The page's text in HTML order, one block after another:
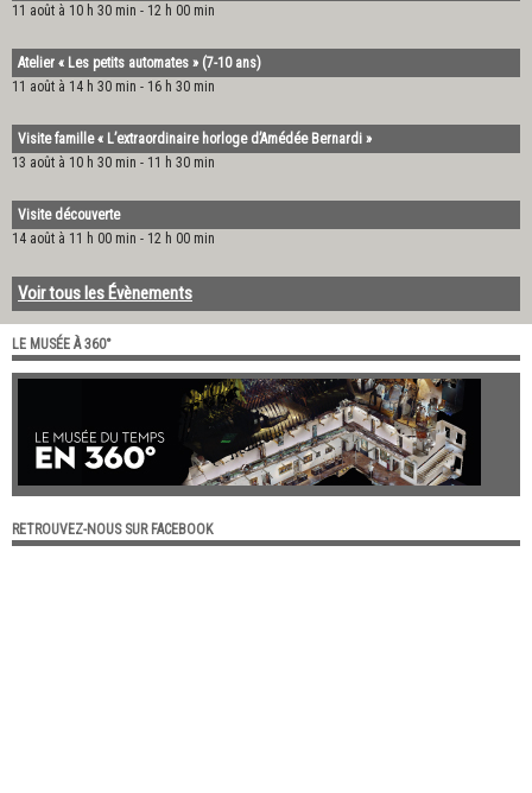
11 août à 10 h 30 min - 12 h 00 min
Atelier « Les petits automates » (7-10 ans)
11 août à 14 h 30 min - 16 h 30 min
Visite famille « L’extraordinaire horloge d’Amédée Bernardi »
13 août à 10 h 30 min - 11 h 30 min
Visite découverte
14 août à 11 h 00 min - 12 h 00 min
Voir tous les Évènements
LE MUSÉE À 360°
RETROUVEZ-NOUS SUR FACEBOOK